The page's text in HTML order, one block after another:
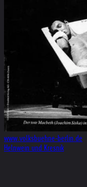
www.volksbuehne-berlin.de
Helnwein und Kresnik